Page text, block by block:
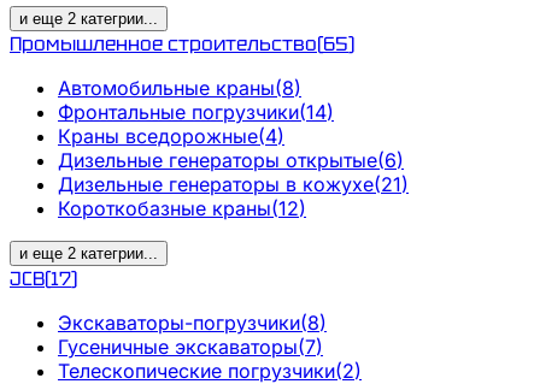
и еще 2 категрии...
Промышленное строительство(65)
Автомобильные краны(8)
Фронтальные погрузчики(14)
Краны вседорожные(4)
Дизельные генераторы открытые(6)
Дизельные генераторы в кожухе(21)
Короткобазные краны(12)
и еще 2 категрии...
JCB(17)
Экскаваторы-погрузчики(8)
Гусеничные экскаваторы(7)
Телескопические погрузчики(2)